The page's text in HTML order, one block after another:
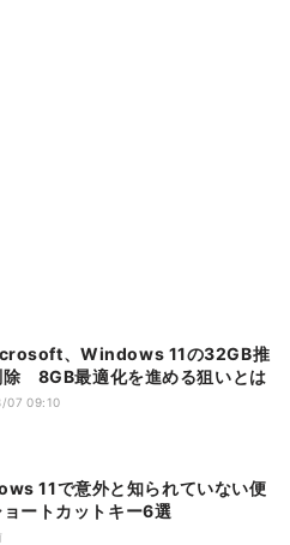
除 8GB最適化を進める狙いとは
07 09:10
11で意外と知られていない便
ートカットキー6選